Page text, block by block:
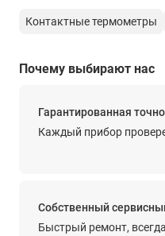
сервисных центрах Техно-
без зондов и получить
Количество
Встроенная память
Контактные термометры
Почему выбирают нас
Гарантированная
Каждый прибор
Собственный
Быстрый ремонт,